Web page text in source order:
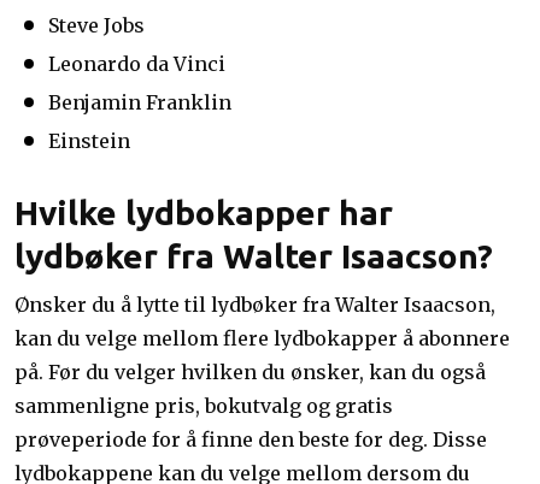
Steve Jobs
Leonardo da Vinci
Benjamin Franklin
Einstein
Hvilke lydbokapper har
lydbøker fra Walter Isaacson?
Ønsker du å lytte til lydbøker fra Walter Isaacson,
kan du velge mellom flere lydbokapper å abonnere
på. Før du velger hvilken du ønsker, kan du også
sammenligne pris, bokutvalg og gratis
prøveperiode for å finne den beste for deg. Disse
lydbokappene kan du velge mellom dersom du